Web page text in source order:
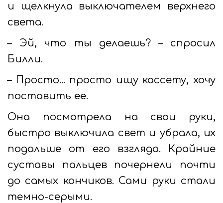
и щелкнула выключателем верхнего
света.
– Эй, что ты делаешь? – спросил
Билли.
– Просто... просто ищу кассету, хочу
поставить ее.
Она посмотрела на свои руки,
быстро выключила свет и убрала, их
подальше от его взгляда. Крайние
суставы пальцев почернели почти
до самых кончиков. Сами руки стали
темно-серыми.